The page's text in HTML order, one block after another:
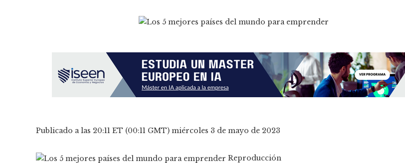
Publicado a las 20:11 ET (00:11 GMT) miércoles 3 de mayo de 2023
Reproducción